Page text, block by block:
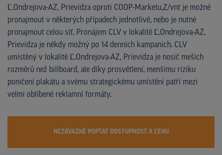
Ľ.Ondrejova-AZ, Prievidza oproti COOP-Marketu,Z/vnt je možné
pronajmout v některých případech jednotlivě, nebo je nutné
pronajmout celou síť. Pronájem CLV v lokalitě Ľ.Ondrejova-AZ,
Prievidza je někdy možný po 14 denních kampaních. CLV
umístěný v lokalitě Ľ.Ondrejova-AZ, Prievidza je nosič meších
rozměrů než billboard, ale díky prosvětlení, menšímu riziku
poničení plakátu a svému strategickému umístění patří mezi
velmi oblíbené reklamní formáty.
NEZÁVAZNĚ POPTAT DOSTUPNOST A CENU